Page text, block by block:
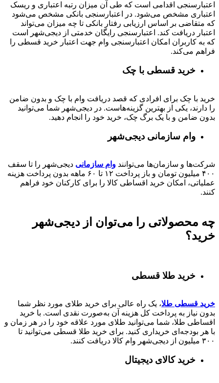
اعتبارسنجی اقدامی است که طی آن میزان رتبه اعتباری و ریسک
اعتباری مشخص می‌شود. در اعتبارسنجی بانکی مشخص می‌شود
که متقاضی بر اساس ارزیابی رفتار بانکی تا چه میزان می‌تواند
اعتبار دریافت کند. اعتبارسنجی رایگان خدمتی از دیجی‌شهر است
که به کاربران امکان اعتبارسنجی وام جهت اعتبار خرید قسطی را
فراهم می‌کند.
خرید قسطی با چک
خرید با چک برای افرادی که قصد دریافت وام با چک و بدون ضامن
را دارند، یکی از بهترین گزینه‌هاست. در دیجی‌شهر شما می‌توانید
بدون ضامن و با یک برگ چک، خرید خود را انجام دهید.
وام سازمانی دیجی‌شهر
شرکت‌ها و سازمان‌ها می‌توانند وام سازمانی دیجی‌شهر را تا سقف
۴۰۰ میلیون تومان و باز پرداخت ۱۲ تا ۶۰
ماهه بدون پرداخت هزینه
عملیاتی، امکان خرید اقساطی کالا را برای کارکنان خود فراهم
کنند.
چه محصولاتی را می‌توان از دیجی‌شهر
خرید؟
خرید طلا قسطی
خرید قسطی طلا، یک راه عالی برای خرید طلای مورد نظر شما
بدون نیاز به پرداخت کل هزینه آن به‌صورت نقدی است. با خرید
اقساطی طلا، شما می‌توانید طلای مورد علاقه خود را در هر زمان و
با هر بودجه‌ای خریداری کنید. برای خرید طلا قسطی می‌توانید تا
۳۰۰ میلیون از دیجی‌شهر وام کالا دریافت کنند.
خرید کالای دیجیتال